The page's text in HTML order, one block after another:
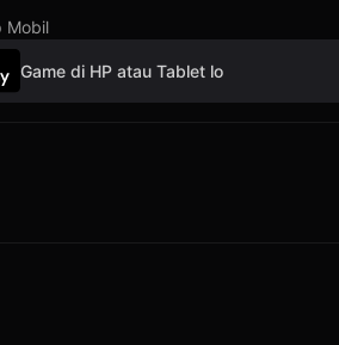
Mobil
Game di HP atau Tablet lo